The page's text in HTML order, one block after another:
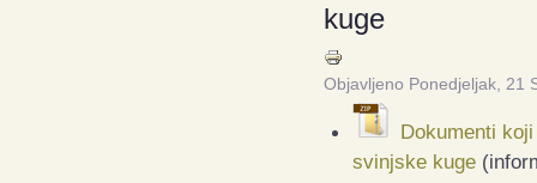
kuge
Objavljeno Ponedjeljak, 21
Dokumenti
svinjske kuge